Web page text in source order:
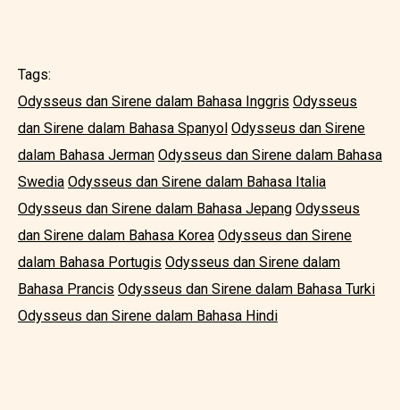
Tags:
Odysseus dan Sirene dalam Bahasa Inggris Odysseus
dan Sirene dalam Bahasa Spanyol Odysseus dan Sirene
dalam Bahasa Jerman Odysseus dan Sirene dalam Bahasa
Swedia Odysseus dan Sirene dalam Bahasa Italia
Odysseus dan Sirene dalam Bahasa Jepang Odysseus
dan Sirene dalam Bahasa Korea Odysseus dan Sirene
dalam Bahasa Portugis Odysseus dan Sirene dalam
Bahasa Prancis Odysseus dan Sirene dalam Bahasa Turki
Odysseus dan Sirene dalam Bahasa Hindi